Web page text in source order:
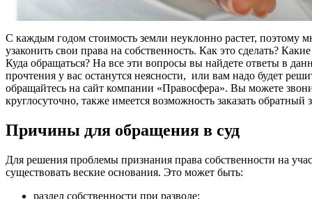
С каждым годом стоимость земли неуклонно растет, поэтому
узаконить свои права на собственность. Как это сделать?
Куда обращаться? На все эти вопросы вы найдете ответы в
прочтения у вас останутся неясности, или вам надо будет
обращайтесь на сайт компании «Правосфера». Вы можете
круглосуточно, также имеется возможность заказать обратный
Причины для обращения в суд
Для решения проблемы признания права собственности на
существовать веские основания. Это может быть:
раздел собственности при разводе;